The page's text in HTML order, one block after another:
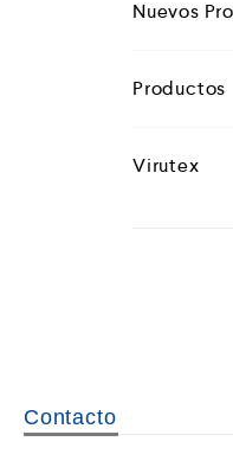
Nuevos
Productos
Virutex
Contacto